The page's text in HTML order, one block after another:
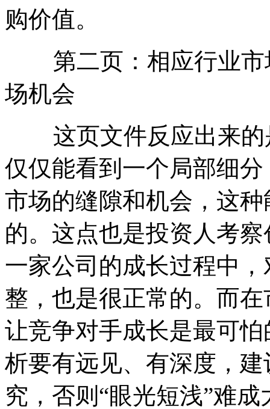
购价值。
第二页：相应行业市
场机会
这页文件反应出来的
仅仅能看到一个局部细
市场的缝隙和机会，这
的。这点也是投资人考
一家公司的成长过程中
整，也是很正常的。而
让竞争对手成长是最可
析要有远见、有深度，
究，否则“眼光短浅”难成